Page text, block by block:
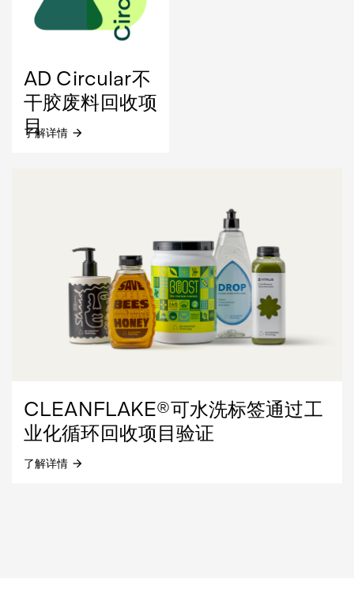
AD Circular不
干胶废料回收项
目
了解详情 arrow_forward
CLEANFLAKE®可水洗标签通过工
业化循环回收项目验证
了解详情 arrow_forward